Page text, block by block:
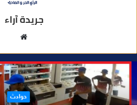
جريدة آراء
ق
ع
ا
ل
حوادث